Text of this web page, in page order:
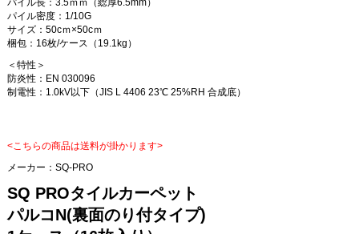
パイル密度：1/10G
サイズ：50cｍ×50cｍ
梱包：16枚/ケース（19.1kg）
＜特性＞
防炎性：EN 030096
制電性：1.0kV以下（JIS L 4406 23℃ 25%RH 合成底）
<こちらの商品は送料が掛かります>
メーカー： SQ-PRO
SQ PROタイルカーペット
パルコN(裏面のり付タイプ)